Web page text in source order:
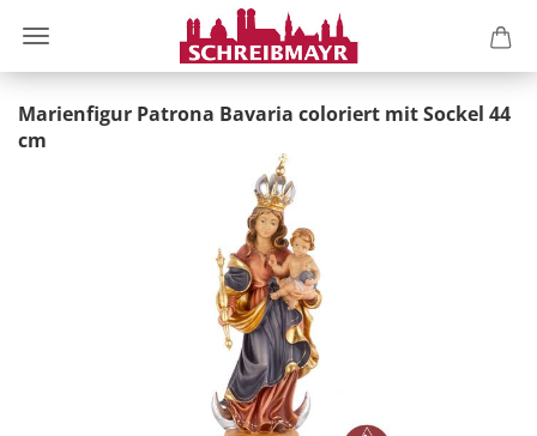
Marienfigur Patrona Bavaria coloriert mit Sockel 44
cm